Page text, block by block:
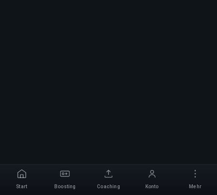
Start Boosting Coaching Konto Mehr